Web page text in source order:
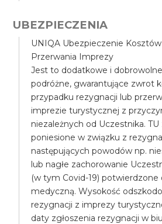
UBEZPIECZENIA
UNIQA Ubezpieczenie
Przerwania Imprezy
Jest to dodatkowe i
podróżne, gwarantujące zwrot
przypadku rezygnacji lub
imprezie turystycznej z
niezależnych od Uczestnika.
poniesione w związku z
następujących powodów np.
lub nagłe zachorowanie
(w tym Covid-19)
medyczną. Wysokość
rezygnacji z imprezy
daty zgłoszenia rezygnacji w